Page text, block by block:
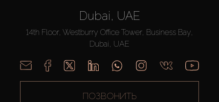
Dubai, UAE
14th Floor, Westburry Office Tower, Business Bay,
Dubai, UAE
ПОЗВОНИТЬ